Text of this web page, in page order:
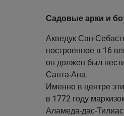
Садовые арки и
Акведук Сан-
построенное в 16
он должен был
Санта-Ана.
Именно в центре
в 1772 году
Аламеда-дас-